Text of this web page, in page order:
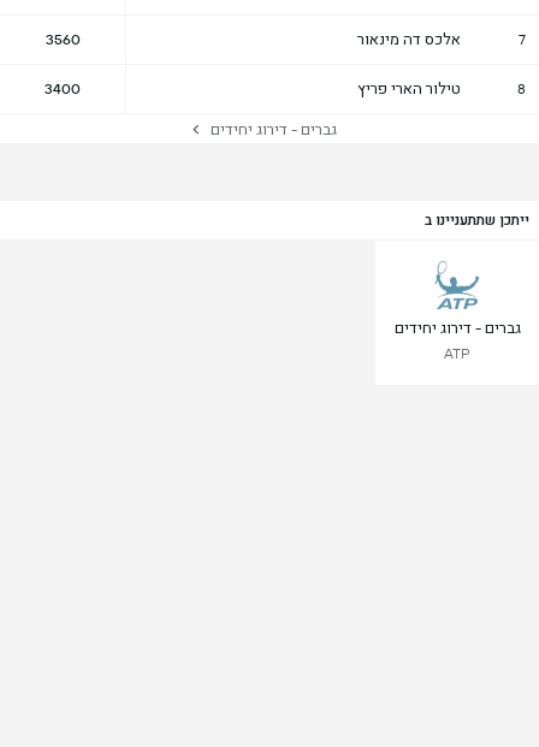
7 אלכס דה מינאור 3560
8 טילור הארי פריץ 3400
גברים - דירוג יחידים
ייתכן שתתעניינו ב
גברים - דירוג יחידים
ATP